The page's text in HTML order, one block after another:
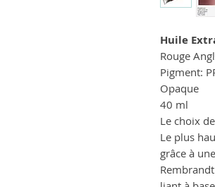
Huile
Rouge
Pigment:
Opaque
40 ml
Le choix
Le plus
grâce à